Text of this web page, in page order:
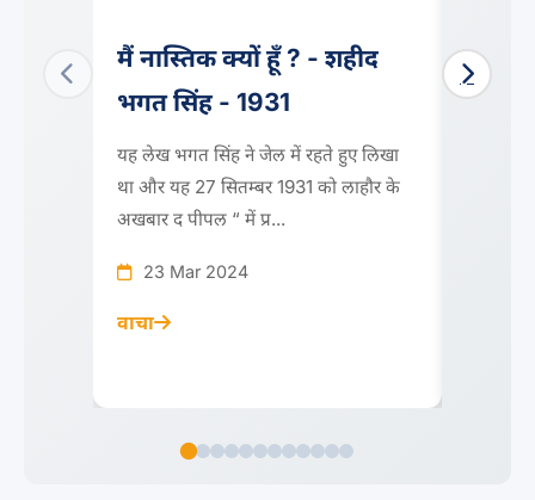
मैं नास्तिक क्यों हूँ ? - शहीद
भगत सिंह - 1931
यह लेख भगत सिंह ने जेल में रहते हुए लिखा
था और यह 27 सितम्बर 1931 को लाहौर के
अखबार द पीपल “ में प्र...
23 Mar 2024
वाचा
Why